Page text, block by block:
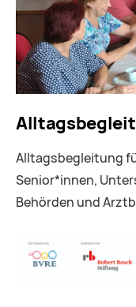
Alltagsbegleitung
Senior*innen,
Behörden und